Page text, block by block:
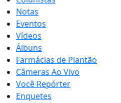
Notas
Eventos
Vídeos
Álbuns
Farmácias de Plantão
Câmeras Ao Vivo
Você Repórter
Enquetes